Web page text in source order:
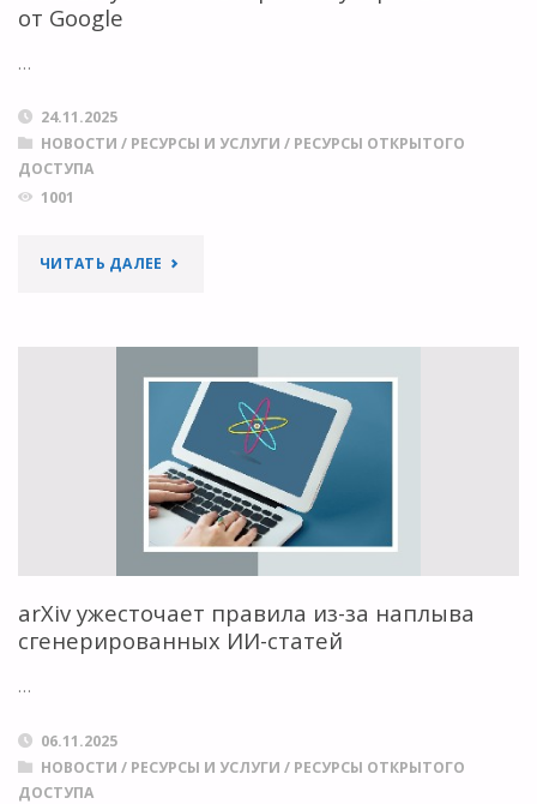
от Google
…
24.11.2025
НОВОСТИ / РЕСУРСЫ И УСЛУГИ / РЕСУРСЫ ОТКРЫТОГО
ДОСТУПА
1001
ЧИТАТЬ ДАЛЕЕ "AIRI
ALPHAEVOLVE
ОТ
GOOGLE"
arXiv ужесточает правила из-за наплыва
сгенерированных ИИ-статей
…
06.11.2025
НОВОСТИ / РЕСУРСЫ И УСЛУГИ / РЕСУРСЫ ОТКРЫТОГО
ДОСТУПА